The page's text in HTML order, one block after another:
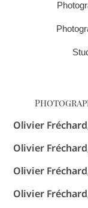
Olivier
Olivier
Olivier
Olivier